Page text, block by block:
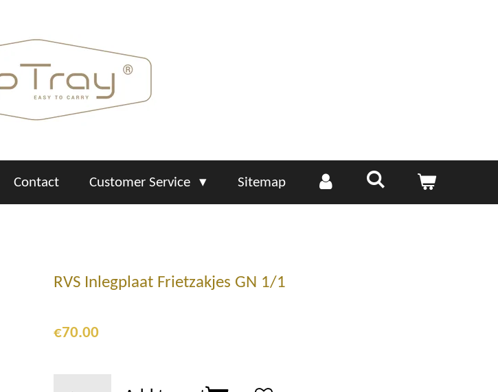
Contact Customer Service Sitemap
RVS Inlegplaat Frietzakjes GN 1/1
€70.00